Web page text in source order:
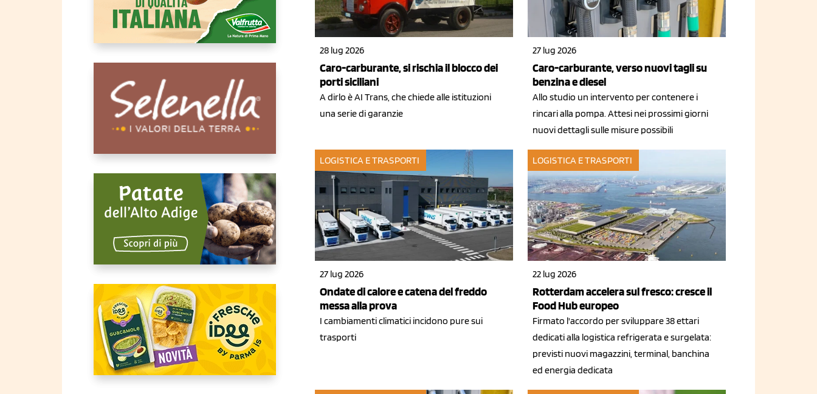
28 lug 2026
Caro-carburante, si rischia il blocco dei
porti siciliani
A dirlo è AI Trans, che chiede alle istituzioni
una serie di garanzie
27 lug 2026
Caro-carburante, verso nuovi tagli su
benzina e diesel
Allo studio un intervento per contenere i
rincari alla pompa. Attesi nei prossimi giorni
nuovi dettagli sulle misure possibili
LOGISTICA E TRASPORTI
27 lug 2026
Ondate di calore e catena del freddo
messa alla prova
I cambiamenti climatici incidono pure sui
trasporti
LOGISTICA E TRASPORTI
22 lug 2026
Rotterdam accelera sul fresco: cresce il
Food Hub europeo
Firmato l'accordo per sviluppare 38 ettari
dedicati alla logistica refrigerata e surgelata:
previsti nuovi magazzini, terminal, banchina
ed energia dedicata